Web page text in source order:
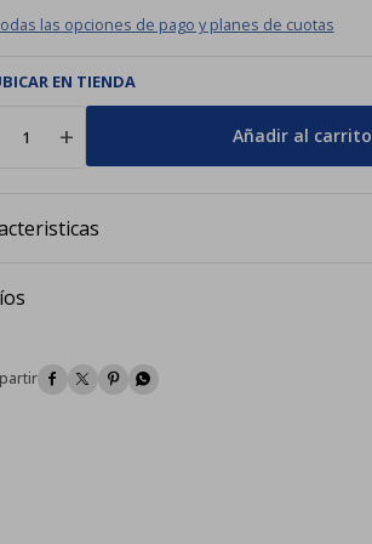
las opciones de pago y planes de cuotas
EN TIENDA
add Añadir al carrito
   